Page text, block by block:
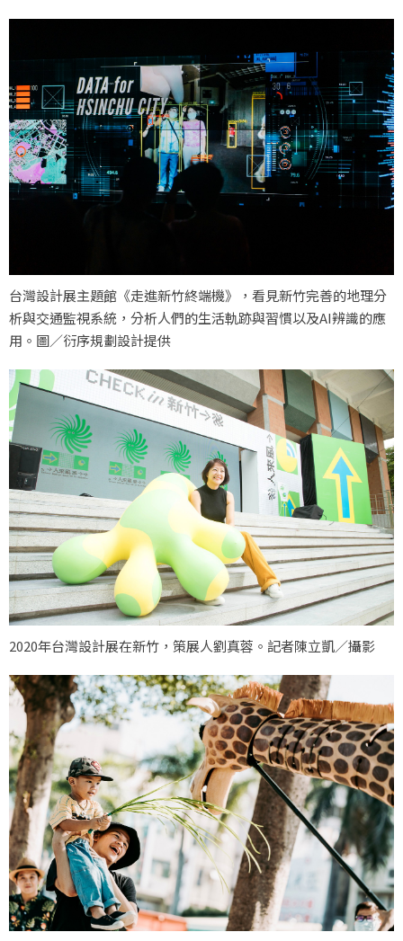
台灣設計展主題館《走進新竹終端機》，看見新竹完善的地理分
析與交通監視系統，分析人們的生活軌跡與習慣以及AI辨識的應
用。圖／衍序規劃設計提供
2020年台灣設計展在新竹，策展人劉真蓉。記者陳立凱／攝影